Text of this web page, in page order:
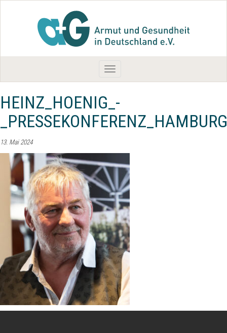
Toggle
navigation
HEINZ_HOENIG_-
13. Mai 2024